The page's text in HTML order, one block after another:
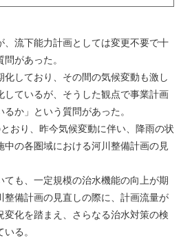
、流下能力計画としては変更不要で十
があった。
化しており、その間の気候変動も激し
しているが、そうした観点で事業計画
か」という質問があった。
おり、昨今気候変動に伴い、降雨の状
の各圏域における河川整備計画の見
も、一定規模の治水機能の向上が期
整備計画の見直しの際に、計画流量が
化を踏まえ、さらなる治水対策の検
る。